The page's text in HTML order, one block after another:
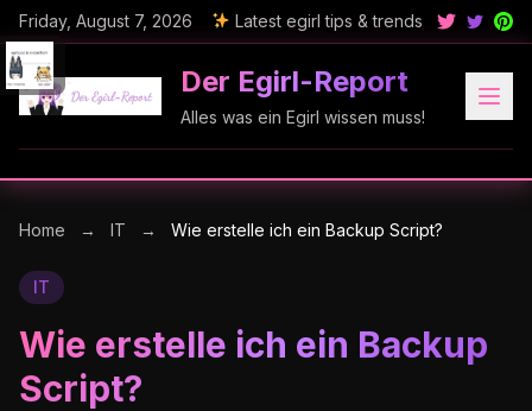
Friday, August 7, 2026 Latest egirl tips & trends
Der Egirl-Report
Alles was ein Egirl wissen muss!
Home → IT → Wie erstelle ich ein Backup Script?
IT
Wie erstelle ich ein Backup
Script?